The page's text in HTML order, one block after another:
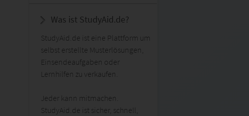
Was ist StudyAid.de?
StudyAid.de ist eine Plattform um
selbst erstellte Musterlösungen,
Einsendeaufgaben oder
Lernhilfen zu verkaufen.
Jeder kann mitmachen.
StudyAid.de ist sicher, schnell,